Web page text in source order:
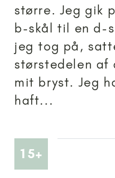
større. Jeg gik
b-skål til en d-
jeg tog på,
størstedelen af
mit bryst. Jeg
haft...
15+ Artikler